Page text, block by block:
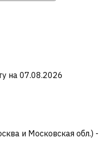
на 07.08.2026
и Московская обл.) -